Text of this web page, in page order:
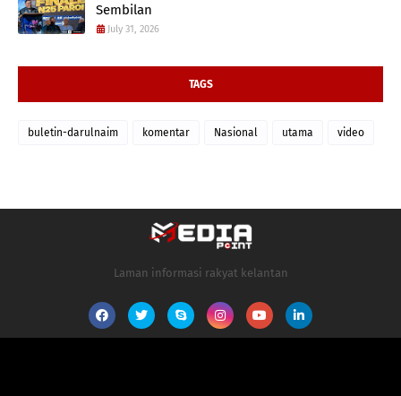
Sembilan
July 31, 2026
TAGS
buletin-darulnaim komentar Nasional utama video
Laman informasi rakyat kelantan